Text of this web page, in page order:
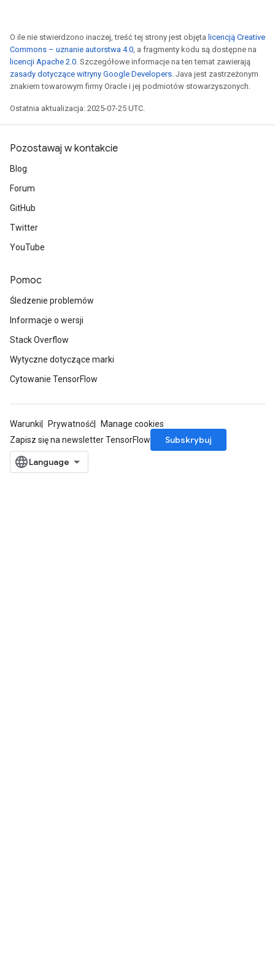
O ile nie stwierdzono inaczej, treść tej strony jest objęta licencją Creative
Commons – uznanie autorstwa 4.0, a fragmenty kodu są dostępne na
licencji Apache 2.0. Szczegółowe informacje na ten temat zawierają
zasady dotyczące witryny Google Developers. Java jest zastrzeżonym
znakiem towarowym firmy Oracle i jej podmiotów stowarzyszonych.
Ostatnia aktualizacja: 2025-07-25 UTC.
Pozostawaj w kontakcie
Blog
Forum
GitHub
Twitter
YouTube
Pomoc
Śledzenie problemów
Informacje o wersji
Stack Overflow
Wytyczne dotyczące marki
Cytowanie TensorFlow
Warunki Prywatność
Manage cookies
Zapisz się na newsletter TensorFlow
Subskrybuj